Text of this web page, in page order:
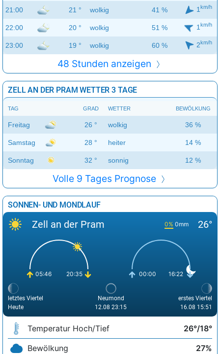
21:00 21 ° wolkig 41 % 1 km/h
22:00 20 ° wolkig 51 % 1 km/h
23:00 19 ° wolkig 60 % 2km/h
48 Stunden anzeigen
ZELL AN DER PRAM WETTER 3 TAGE
TAG GRAD WETTER BEWÖLKUNG
Freitag 26 ° wolkig 36 %
Samstag 28 ° heiter 14 %
Sonntag 32 ° sonnig 12 %
Volle 9 Tages Prognose
SONNEN- UND MONDLAUF
Zell an der Pram 0% 0mm 26°
05:46 20:35 00:00 16:22
letztes Viertel
Heute
Neumond
12.08 23:15
erstes Viertel
16.08 15:51
Temperatur Hoch/Tief
26°/18°
Bewölkung
27%